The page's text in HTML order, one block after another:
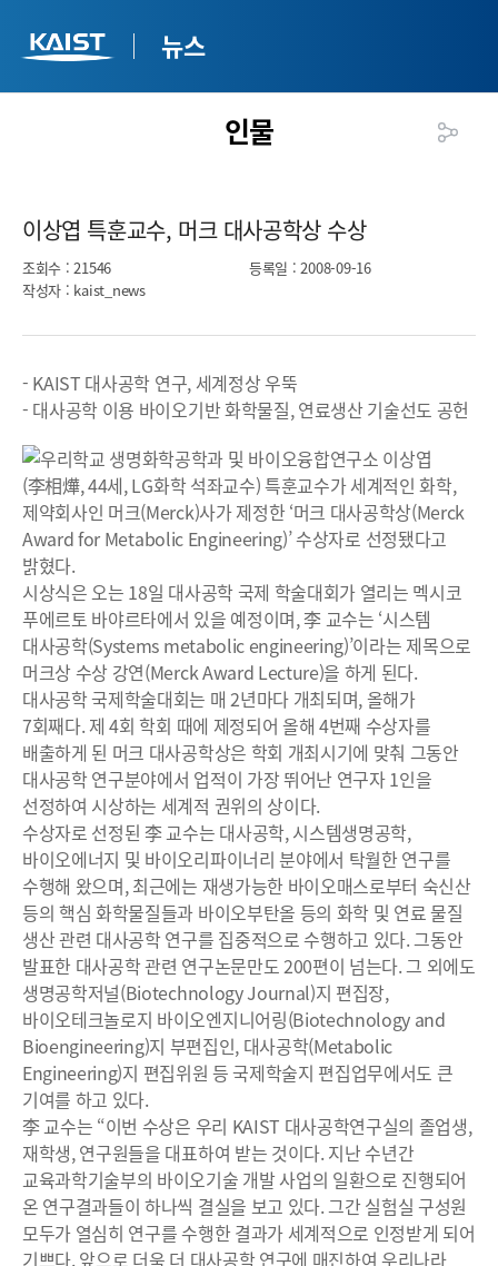
뉴스
인물
이상엽 특훈교수, 머크 대사공학상 수상​
조회수 : 21546 등록일 : 2008-09-16
작성자 : kaist_news
- KAIST 대사공학 연구, 세계정상 우뚝
- 대사공학 이용 바이오기반 화학물질, 연료생산 기술선도 공헌
우리학교 생명화학공학과 및 바이오융합연구소 이상엽
(李相燁, 44세, LG화학 석좌교수) 특훈교수가 세계적인 화학,
제약회사인 머크(Merck)사가 제정한 ‘머크 대사공학상(Merck
Award for Metabolic Engineering)’ 수상자로 선정됐다고
밝혔다.
시상식은 오는 18일 대사공학 국제 학술대회가 열리는 멕시코
푸에르토 바야르타에서 있을 예정이며, 李 교수는 ‘시스템
대사공학(Systems metabolic engineering)’이라는 제목으로
머크상 수상 강연(Merck Award Lecture)을 하게 된다.
대사공학 국제학술대회는 매 2년마다 개최되며, 올해가
7회째다. 제 4회 학회 때에 제정되어 올해 4번째 수상자를
배출하게 된 머크 대사공학상은 학회 개최시기에 맞춰 그동안
대사공학 연구분야에서 업적이 가장 뛰어난 연구자 1인을
선정하여 시상하는 세계적 권위의 상이다.
수상자로 선정된 李 교수는 대사공학, 시스템생명공학,
바이오에너지 및 바이오리파이너리 분야에서 탁월한 연구를
수행해 왔으며, 최근에는 재생가능한 바이오매스로부터 숙신산
등의 핵심 화학물질들과 바이오부탄올 등의 화학 및 연료 물질
생산 관련 대사공학 연구를 집중적으로 수행하고 있다. 그동안
발표한 대사공학 관련 연구논문만도 200편이 넘는다. 그 외에도
생명공학저널(Biotechnology Journal)지 편집장,
바이오테크놀로지 바이오엔지니어링(Biotechnology and
Bioengineering)지 부편집인, 대사공학(Metabolic
Engineering)지 편집위원 등 국제학술지 편집업무에서도 큰
기여를 하고 있다.
李 교수는 “이번 수상은 우리 KAIST 대사공학연구실의 졸업생,
재학생, 연구원들을 대표하여 받는 것이다. 지난 수년간
교육과학기술부의 바이오기술 개발 사업의 일환으로 진행되어
온 연구결과들이 하나씩 결실을 보고 있다. 그간 실험실 구성원
모두가 열심히 연구를 수행한 결과가 세계적으로 인정받게 되어
기쁘다. 앞으로 더욱 더 대사공학 연구에 매진하여 우리나라